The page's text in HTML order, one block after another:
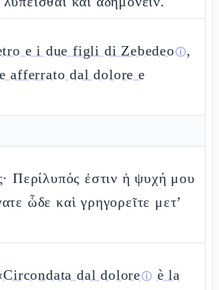
e i due figli di Zebedeoⓘ,
afferrato dal dolore e
Περίλυπός ἐστιν ἡ ψυχή μου
ὧδε καὶ γρηγορεῖτε μετ’
Circondata dal doloreⓘ è la